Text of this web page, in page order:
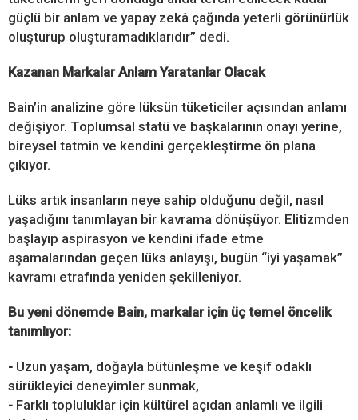
güçlü bir anlam ve yapay zekâ çağında yeterli görünürlük
oluşturup oluşturamadıklarıdır” dedi.
Kazanan Markalar Anlam Yaratanlar Olacak
Bain’in analizine göre lüksün tüketiciler açısından anlamı
değişiyor. Toplumsal statü ve başkalarının onayı yerine,
bireysel tatmin ve kendini gerçekleştirme ön plana
çıkıyor.
Lüks artık insanların neye sahip olduğunu değil, nasıl
yaşadığını tanımlayan bir kavrama dönüşüyor. Elitizmden
başlayıp aspirasyon ve kendini ifade etme
aşamalarından geçen lüks anlayışı, bugün “iyi yaşamak”
kavramı etrafında yeniden şekilleniyor.
Bu yeni dönemde Bain, markalar için üç temel öncelik
tanımlıyor:
- Uzun yaşam, doğayla bütünleşme ve keşif odaklı
sürükleyici deneyimler sunmak,
- Farklı topluluklar için kültürel açıdan anlamlı ve ilgili